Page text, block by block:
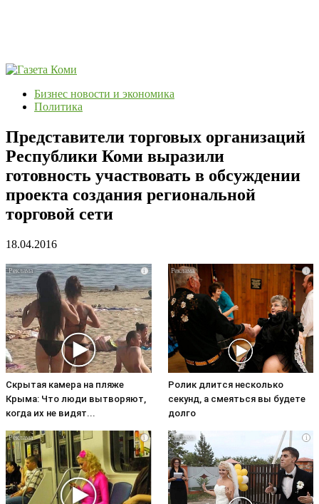
Бизнес новости и экономика
Политика
Представители торговых организаций
Республики Коми выразили
готовность участвовать в обсуждении
проекта создания региональной
торговой сети
18.04.2016
i
Скрытая камера на пляже
Крыма: Что люди вытворяют,
когда их не видят...
i
Ролик длится несколько
секунд, а смеяться вы будете
долго
i i